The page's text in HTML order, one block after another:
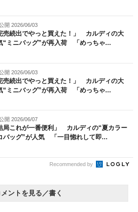
開 2026/06/03
売続出でやっと買えた！」 カルディの大
“ミニバッグ”が再入荷 「めっちゃ...
開 2026/06/03
売続出でやっと買えた！」 カルディの大
“ミニバッグ”が再入荷 「めっちゃ...
開 2026/06/07
局これが一番便利」 カルディの“夏カラー
バッグ”が人気 「一目惚れして即...
Recommended by
メントを見る／書く